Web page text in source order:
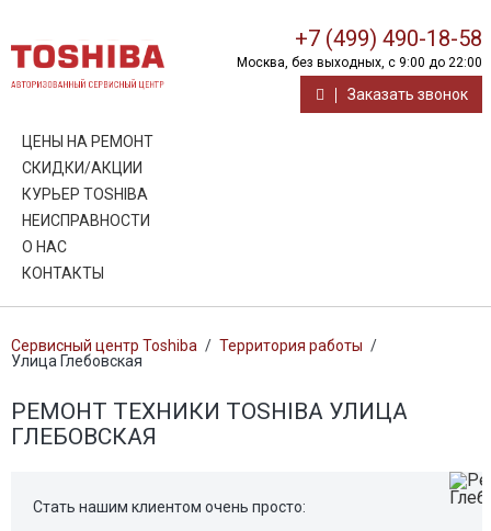
+7 (499) 490-18-58
Москва, без выходных, с 9:00 до 22:00
Заказать звонок
ЦЕНЫ НА РЕМОНТ
СКИДКИ/АКЦИИ
КУРЬЕР TOSHIBA
НЕИСПРАВНОСТИ
О НАС
КОНТАКТЫ
Сервисный центр Toshiba / Территория работы /
Улица Глебовская
РЕМОНТ ТЕХНИКИ TOSHIBA УЛИЦА
ГЛЕБОВСКАЯ
Стать нашим клиентом очень просто: